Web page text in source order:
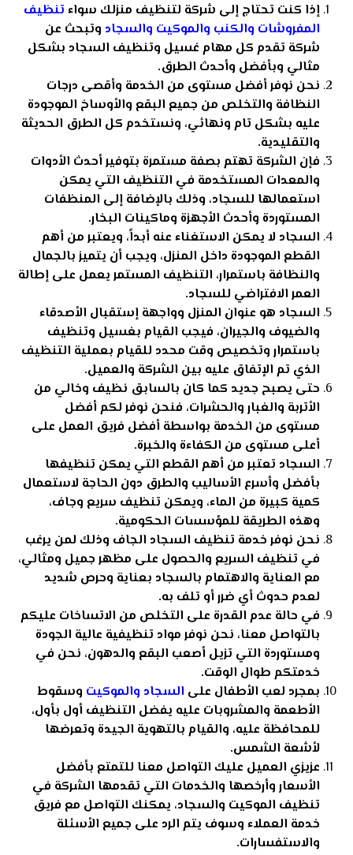
إذا كنت تحتاج إلى شركة لتنظيف منزلك سواء تنظيف
المفروشات والكنب والموكيت والسجاد وتبحث عن
شركة تقدم كل مهام غسيل وتنظيف السجاد بشكل
مثالي وبأفضل وأحدث الطرق.
نحن نوفر أفضل مستوى من الخدمة وأقصى درجات
النظافة والتخلص من جميع البقع والأوساخ الموجودة
عليه بشكل تام ونهائي، ونستخدم كل الطرق الحديثة
والتقليدية.
فإن الشركة تهتم بصفة مستمرة بتوفير أحدث الأدوات
والمعدات المستخدمة في التنظيف التي يمكن
استعمالها للسجاد، وذلك بالإضافة إلى المنظفات
المستوردة وأحدث الأجهزة وماكينات البخار.
السجاد لا يمكن الاستغناء عنه أبداً، ويعتبر من أهم
القطع الموجودة داخل المنزل، ويجب أن يتميز بالجمال
والنظافة باستمرار، التنظيف المستمر يعمل على إطالة
العمر الافتراضي للسجاد.
السجاد هو عنوان المنزل وواجهة إستقبال الأصدقاء
والضيوف والجيران، فيجب القيام بغسيل وتنظيف
باستمرار وتخصيص وقت محدد للقيام بعملية التنظيف
الذي تم الإتفاق عليه بين الشركة والعميل.
حتى يصبح جديد كما كان بالسابق نظيف وخالي من
الأتربة والغبار والحشرات، فنحن نوفر لكم أفضل
مستوى من الخدمة بواسطة أفضل فريق العمل على
أعلى مستوى من الكفاءة والخبرة.
السجاد تعتبر من أهم القطع التي يمكن تنظيفها
بأفضل وأسرع الأساليب والطرق دون الحاجة لاستعمال
كمية كبيرة من الماء، ويمكن تنظيف سريع وجاف،
وهذه الطريقة للمؤسسات الحكومية.
نحن نوفر خدمة تنظيف السجاد الجاف وذلك لمن يرغب
في تنظيف السريع والحصول على مظهر جميل ومثالي،
مع العناية والاهتمام بالسجاد بعناية وحرص شديد
لعدم حدوث أي ضرر أو تلف به.
في حالة عدم القدرة على التخلص من الاتساخات عليكم
بالتواصل معنا، نحن نوفر مواد تنظيفية عالية الجودة
ومستوردة التي تزيل أصعب البقع والدهون، نحن في
خدمتكم طوال الوقت.
بمجرد لعب الأطفال على السجاد والموكيت وسقوط
الأطعمة والمشروبات عليه يفضل التنظيف أول بأول،
للمحافظة عليه، والقيام بالتهوية الجيدة وتعرضها
لأشعة الشمس.
عزيزي العميل عليك التواصل معنا للتمتع بأفضل
الأسعار وأرخصها والخدمات التي تقدمها الشركة في
تنظيف الموكيت والسجاد، يمكنك التواصل مع فريق
خدمة العملاء وسوف يتم الرد على جميع الأسئلة
والاستفسارات.